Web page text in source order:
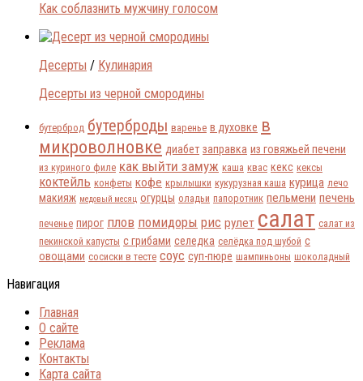
Как соблазнить мужчину голосом
Десерты / Кулинария
Десерты из черной смородины
бутерброд бутерброды варенье в духовке в
микроволновке диабет заправка из говяжьей печени
из куриного филе как выйти замуж каша квас кекс кексы
коктейль конфеты кофе крылышки кукурузная каша курица лечо
макияж медовый месяц огурцы оладьи папоротник пельмени печень
печенье пирог плов помидоры рис рулет салат салат из
пекинской капусты с грибами селедка селёдка под шубой с
овощами сосиски в тесте соус суп-пюре шампиньоны шоколадный
Навигация
Главная
О сайте
Реклама
Контакты
Карта сайта